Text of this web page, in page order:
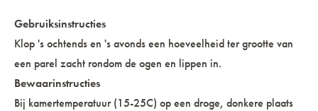
Gebruiksinstructies
Klop 's ochtends en 's avonds een hoeveelheid ter grootte van
een parel zacht rondom de ogen en lippen in.
Bewaarinstructies
Bij kamertemperatuur (15-25C) op een droge, donkere plaats